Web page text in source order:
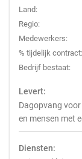
Land:
Regio:
Medewerkers:
% tijdelijk contract:
Bedrijf bestaat:
Levert:
Dagopvang
en mensen met
Diensten: